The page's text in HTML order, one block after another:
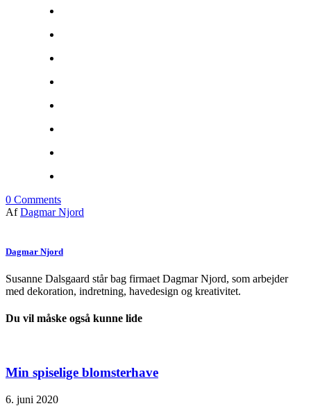
0 Comments
Af Dagmar Njord
Dagmar Njord
Susanne Dalsgaard står bag firmaet Dagmar Njord, som arbejder
med dekoration, indretning, havedesign og kreativitet.
Du vil måske også kunne lide
Min spiselige blomsterhave
6. juni 2020